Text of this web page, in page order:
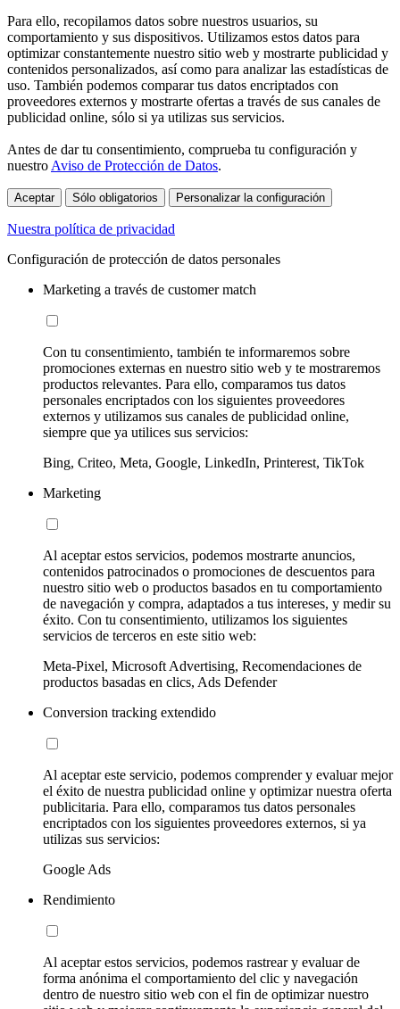
Para ello, recopilamos datos sobre nuestros usuarios, su
comportamiento y sus dispositivos. Utilizamos estos datos para
optimizar constantemente nuestro sitio web y mostrarte publicidad y
contenidos personalizados, así como para analizar las estadísticas de
uso. También podemos comparar tus datos encriptados con
proveedores externos y mostrarte ofertas a través de sus canales de
publicidad online, sólo si ya utilizas sus servicios.
Antes de dar tu consentimiento, comprueba tu configuración y
nuestro Aviso de Protección de Datos.
Aceptar Sólo obligatorios Personalizar la configuración
Nuestra política de privacidad
Configuración de protección de datos personales
Marketing a través de customer match
Con tu consentimiento, también te informaremos sobre
promociones externas en nuestro sitio web y te mostraremos
productos relevantes. Para ello, comparamos tus datos
personales encriptados con los siguientes proveedores
externos y utilizamos sus canales de publicidad online,
siempre que ya utilices sus servicios:
Bing, Criteo, Meta, Google, LinkedIn, Printerest, TikTok
Marketing
Al aceptar estos servicios, podemos mostrarte anuncios,
contenidos patrocinados o promociones de descuentos para
nuestro sitio web o productos basados en tu comportamiento
de navegación y compra, adaptados a tus intereses, y medir su
éxito. Con tu consentimiento, utilizamos los siguientes
servicios de terceros en este sitio web:
Meta-Pixel, Microsoft Advertising, Recomendaciones de
productos basadas en clics, Ads Defender
Conversion tracking extendido
Al aceptar este servicio, podemos comprender y evaluar mejor
el éxito de nuestra publicidad online y optimizar nuestra oferta
publicitaria. Para ello, comparamos tus datos personales
encriptados con los siguientes proveedores externos, si ya
utilizas sus servicios:
Google Ads
Rendimiento
Al aceptar estos servicios, podemos rastrear y evaluar de
forma anónima el comportamiento del clic y navegación
dentro de nuestro sitio web con el fin de optimizar nuestro